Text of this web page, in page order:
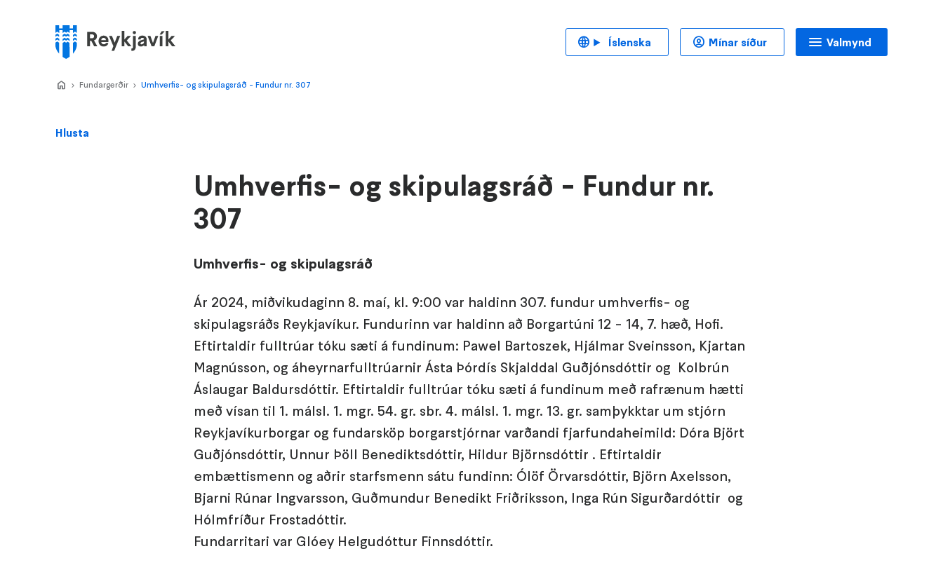
Valmynd
Hlusta
Umhverfis- og skipulagsráð - Fundur nr.
307
Umhverfis- og skipulagsráð
Ár 2024, miðvikudaginn 8. maí, kl. 9:00 var haldinn 307. fundur umhverfis- og
skipulagsráðs Reykjavíkur. Fundurinn var haldinn að Borgartúni 12 - 14, 7. hæð, Hofi.
Eftirtaldir fulltrúar tóku sæti á fundinum: Pawel Bartoszek, Hjálmar Sveinsson, Kjartan
Magnússon, og áheyrnarfulltrúarnir Ásta Þórdís Skjalddal Guðjónsdóttir og Kolbrún
Áslaugar Baldursdóttir. Eftirtaldir fulltrúar tóku sæti á fundinum með rafrænum hætti
með vísan til 1. málsl. 1. mgr. 54. gr. sbr. 4. málsl. 1. mgr. 13. gr. samþykktar um stjórn
Reykjavíkurborgar og fundarsköp borgarstjórnar varðandi fjarfundaheimild: Dóra Björt
Guðjónsdóttir, Unnur Þöll Benediktsdóttir, Hildur Björnsdóttir . Eftirtaldir
embættismenn og aðrir starfsmenn sátu fundinn: Ólöf Örvarsdóttir, Björn Axelsson,
Bjarni Rúnar Ingvarsson, Guðmundur Benedikt Friðriksson, Inga Rún Sigurðardóttir og
Hólmfríður Frostadóttir.
Fundarritari var Glóey Helgudóttur Finnsdóttir.
Home
>
Fundargerðir >
Umhverfis- og skipulagsráð - Fundur nr. 307
Valmynd
Íslenska Mínar síður